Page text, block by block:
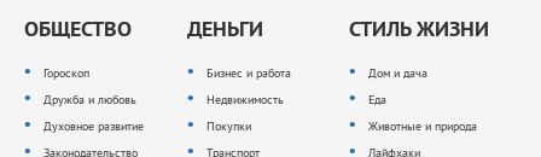
ОБЩЕСТВО
Гороскоп
Дружба и любовь
Духовное развитие
Законодательство
ДЕНЬГИ
Бизнес и работа
Недвижимость
Покупки
Транспорт
СТИЛЬ ЖИЗНИ
Дом и дача
Еда
Животные и природа
Лайфхаки